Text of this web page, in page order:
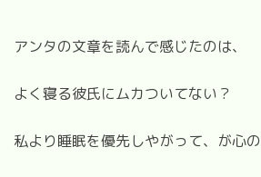
アンタの文章を読んで感じたのは、
よく寝る彼氏にムカついてない？
私より睡眠を優先しやがって、が心